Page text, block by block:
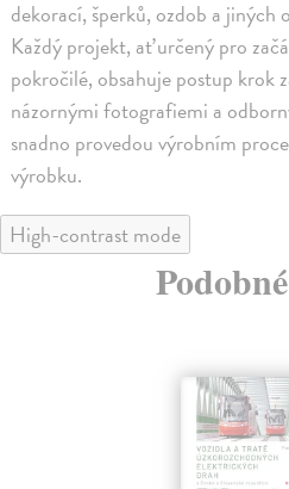
dekorací, šperků, ozdob a
Každý projekt, ať určený pro
pokročilé, obsahuje postup krok
názornými fotografiemi a
snadno provedou výrobním
výrobku.
High-contrast mode